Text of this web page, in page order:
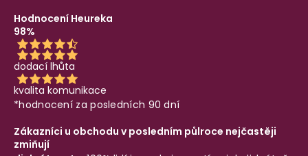
Hodnocení Heureka
98%
dodací lhůta
kvalita komunikace
*hodnocení za posledních 90 dní
Zákazníci u obchodu v posledním půlroce nejčastěji
zmiňují